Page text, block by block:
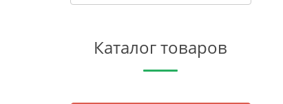
Каталог товаров